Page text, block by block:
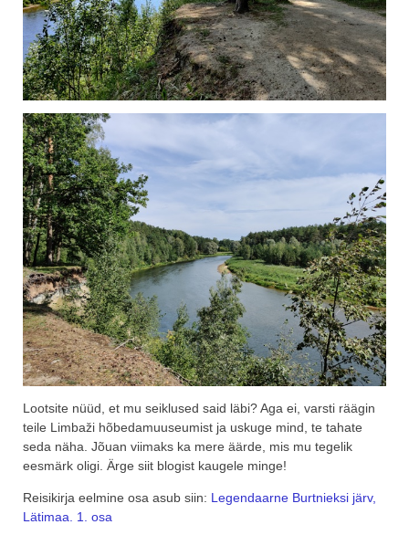
Lootsite nüüd, et mu seiklused said läbi? Aga ei, varsti räägin
teile Limbaži hõbedamuuseumist ja uskuge mind, te tahate
seda näha. Jõuan viimaks ka mere äärde, mis mu tegelik
eesmärk oligi. Ärge siit blogist kaugele minge!
Reisikirja eelmine osa asub siin: Legendaarne Burtnieksi järv,
Lätimaa. 1. osa